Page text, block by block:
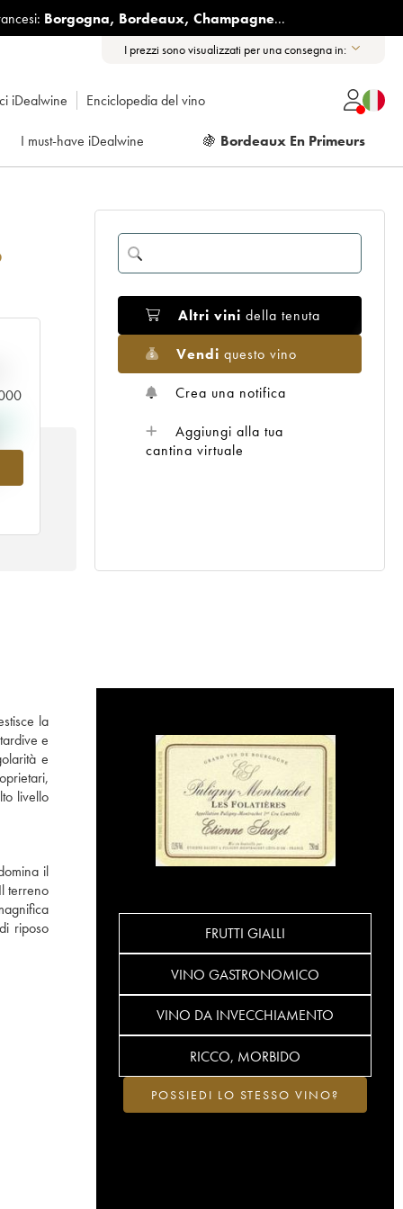
Borgogna, Bordeaux, Champagne...
I prezzi sono visualizzati per una consegna in:
iDealwine Enciclopedia del vino
I must-have iDealwine 🍇 Bordeaux En Primeurs
Altri vini della tenuta
Vendi questo vino
Crea una notifica
Aggiungi alla tua
cantina virtuale
la
e
e
livello
il
terreno
riposo
FRUTTI GIALLI
VINO GASTRONOMICO
VINO DA INVECCHIAMENTO
RICCO, MORBIDO
POSSIEDI LO STESSO VINO?